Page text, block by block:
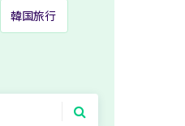
韓国旅行